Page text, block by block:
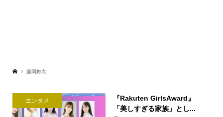
藤岡舞衣
エンタメ
『Rakuten GirlsAward』
「美しすぎる家族」とし...